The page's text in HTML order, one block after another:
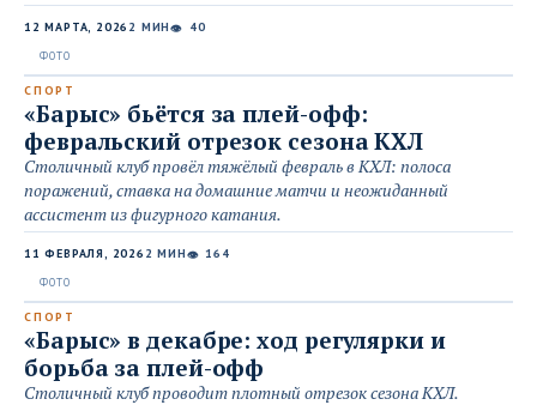
12 МАРТА, 2026 2 МИН👁 40
СПОРТ
«Барыс» бьётся за плей-офф:
февральский отрезок сезона КХЛ
Столичный клуб провёл тяжёлый февраль в КХЛ: полоса
поражений, ставка на домашние матчи и неожиданный
ассистент из фигурного катания.
11 ФЕВРАЛЯ, 2026 2 МИН👁 164
СПОРТ
«Барыс» в декабре: ход регулярки и
борьба за плей-офф
Столичный клуб проводит плотный отрезок сезона КХЛ.